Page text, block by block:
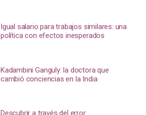
Igual salario para trabajos similares: una
política con efectos inesperados
Kadambini Ganguly: la doctora que
cambió conciencias en la India
Descubrir a través del error